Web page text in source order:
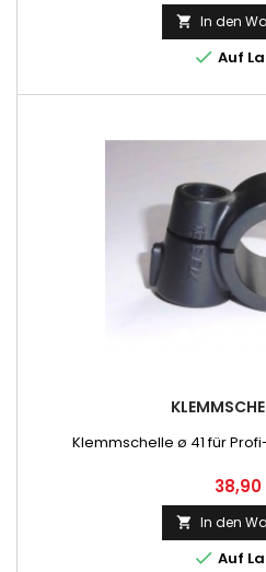
 In den
 Auf
Klemmschelle ø 41 für
Preis
 In den
 Auf